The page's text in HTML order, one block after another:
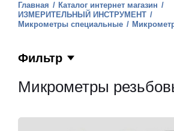
Главная
Каталог интернет магазин
ИЗМЕРИТЕЛЬНЫЙ ИНСТРУМЕНТ
Микрометры специальные
Фильтр
Микрометры